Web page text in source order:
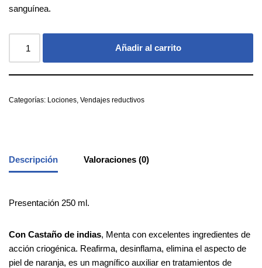
sanguínea.
Añadir al carrito
Categorías: Lociones, Vendajes reductivos
Descripción Valoraciones (0)
Presentación 250 ml.
Con Castaño de indias, Menta con excelentes ingredientes de
acción criogénica. Reafirma, desinflama, elimina el aspecto de
piel de naranja, es un magnífico auxiliar en tratamientos de